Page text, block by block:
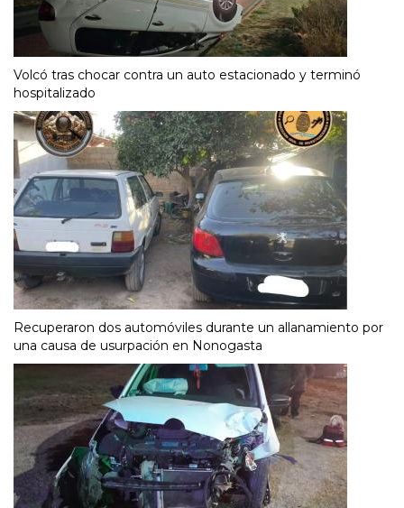
Volcó tras chocar contra un auto estacionado y terminó
hospitalizado
Recuperaron dos automóviles durante un allanamiento por
una causa de usurpación en Nonogasta